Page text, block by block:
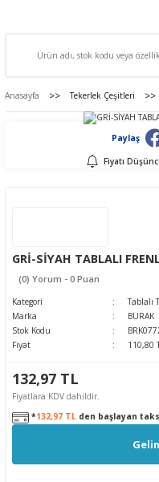
Anasayfa Tekerlek Çeşitleri
Paylaş
Fiyatı
GRİ-SİYAH TABLALI
(0) Yorum - 0 Puan
Kategori
Tablalı
Marka
BURAK
Stok Kodu
Fiyat
110,80
132,97 TL
Fiyatlara KDV dahildir.
*132,97 TL den başlayan